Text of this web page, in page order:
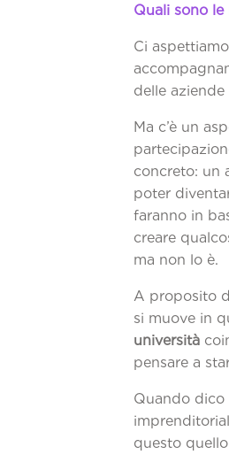
Quali sono
Ci
delle
Ma c’è un
concreto: un
poter
faranno in
creare
ma non lo è.
A proposito
si muove in
università
pensare a
Quando dico
questo